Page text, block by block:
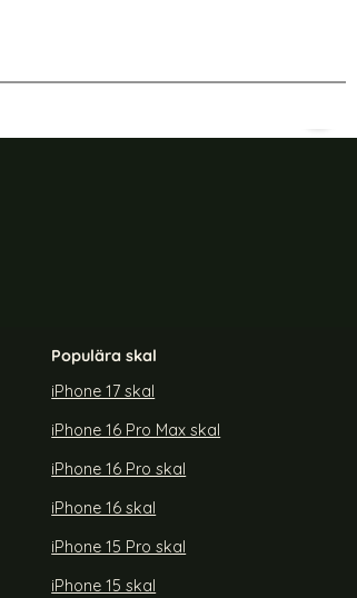
Samsung Galaxy S23 Fodral I Äkta Läder -
Välj Färg! (Lila)
Art. nr 215639
rea pristidigare pris
199 kr
Populära skal
iPhone 17 skal
iPhone 16 Pro Max skal
iPhone 16 Pro skal
iPhone 16 skal
iPhone 15 Pro skal
iPhone 15 skal